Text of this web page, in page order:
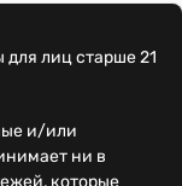
лиц старше 21
и/или
ни в
которые